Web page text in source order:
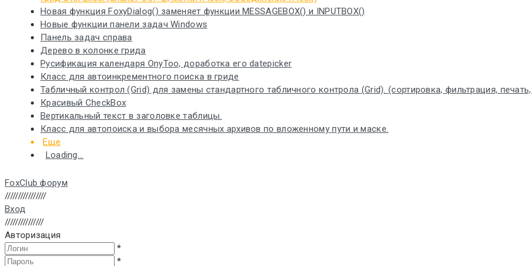
Новая функция FoxyDialog() заменяет функции MESSAGEBOX() и INPUTBOX()
Новые функции панели задач Windows
Панель задач справа
Дерево в колонке грида
Русификация календаря OnyToo, доработка его datepicker
Класс для автоинкрементного поиска в гриде
Табличный контрол (Grid) для замены стандартного табличного контрола (Grid). (сортировка, фильтрация,
Красивый CheckBox
Вертикальный текст в заголовке таблицы.
Класс для автопоиска и выбора месячных архивов по вложенному пути и маске.
Еще
Loading...
FoxClub форум
////////////////
Вход
///////////////
Авторизация
*
*